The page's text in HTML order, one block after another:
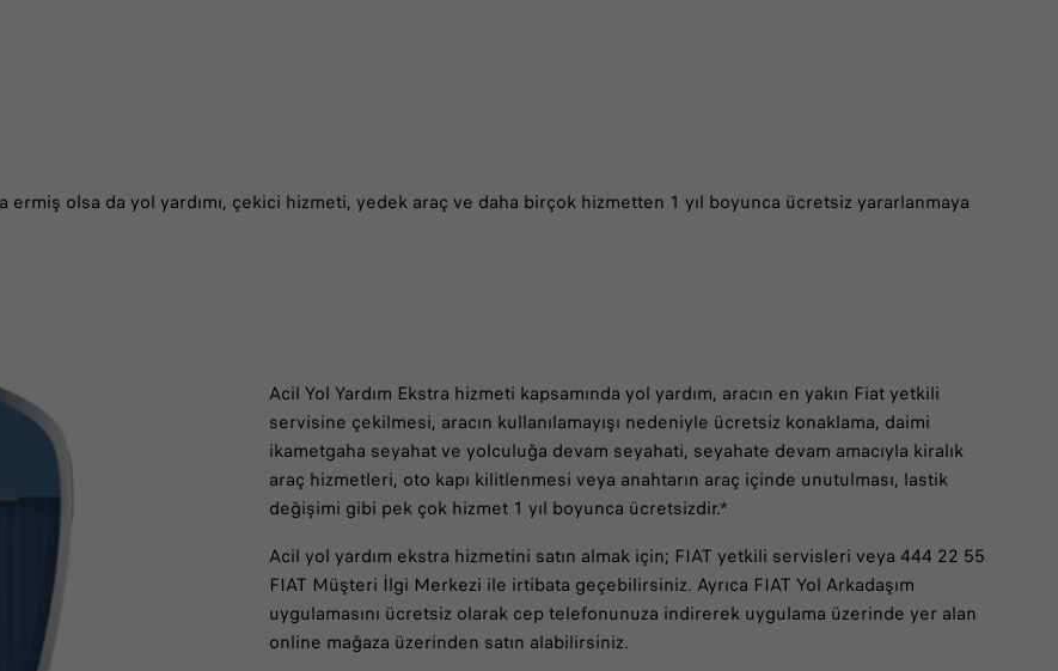
ermiş olsa da yol yardımı, çekici hizmeti, yedek araç ve daha birçok hizmetten 1 yıl boyunca ücretsiz yararlanmaya
Acil Yol Yardım Ekstra hizmeti kapsamında yol yardım, aracın en yakın Fiat yetkili
servisine çekilmesi, aracın kullanılamayışı nedeniyle ücretsiz konaklama, daimi
ikametgaha seyahat ve yolculuğa devam seyahati, seyahate devam amacıyla kiralık
araç hizmetleri, oto kapı kilitlenmesi veya anahtarın araç içinde unutulması, lastik
değişimi gibi pek çok hizmet 1 yıl boyunca ücretsizdir.*
Acil yol yardım ekstra hizmetini satın almak için; FIAT yetkili servisleri veya 444 22 55
FIAT Müşteri İlgi Merkezi ile irtibata geçebilirsiniz. Ayrıca FIAT Yol Arkadaşım
uygulamasını ücretsiz olarak cep telefonunuza indirerek uygulama üzerinde yer alan
online mağaza üzerinden satın alabilirsiniz.